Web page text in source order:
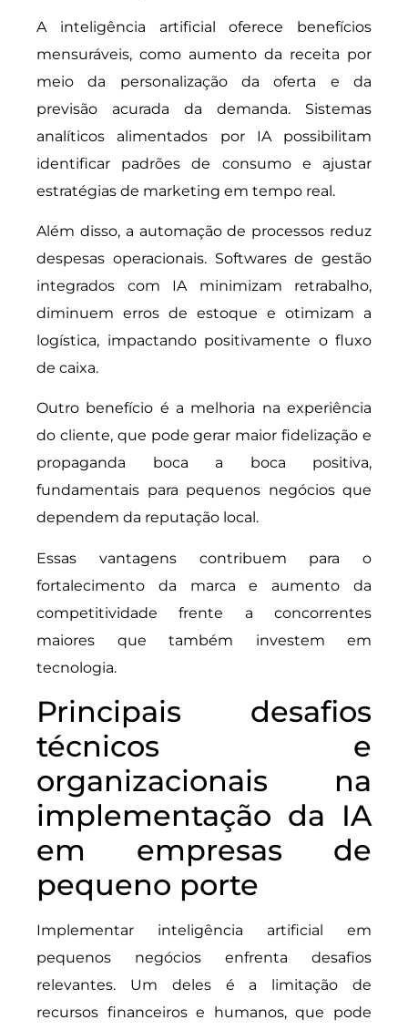
A inteligência artificial oferece benefícios
mensuráveis, como aumento da receita por
meio da personalização da oferta e da
previsão acurada da demanda. Sistemas
analíticos alimentados por IA possibilitam
identificar padrões de consumo e ajustar
estratégias de marketing em tempo real.
Além disso, a automação de processos reduz
despesas operacionais. Softwares de gestão
integrados com IA minimizam retrabalho,
diminuem erros de estoque e otimizam a
logística, impactando positivamente o fluxo
de caixa.
Outro benefício é a melhoria na experiência
do cliente, que pode gerar maior fidelização e
propaganda boca a boca positiva,
fundamentais para pequenos negócios que
dependem da reputação local.
Essas vantagens contribuem para o
fortalecimento da marca e aumento da
competitividade frente a concorrentes
maiores que também investem em
tecnologia.
Principais desafios
técnicos e
organizacionais na
implementação da IA
em empresas de
pequeno porte
Implementar inteligência artificial em
pequenos negócios enfrenta desafios
relevantes. Um deles é a limitação de
recursos financeiros e humanos, que pode